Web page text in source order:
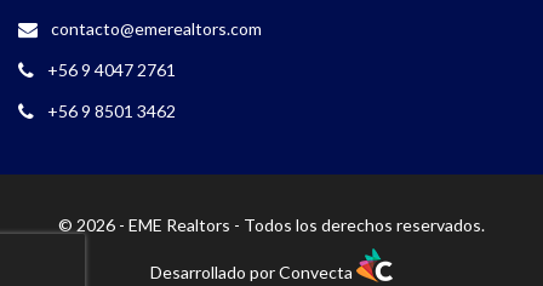
contacto@emerealtors.com
+56 9 4047 2761
+56 9 8501 3462
© 2026 - EME Realtors - Todos los derechos reservados.
Desarrollado porConvecta